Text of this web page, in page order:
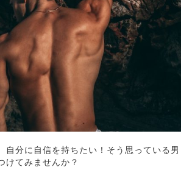
自分に自信を持ちたい！そう思っている男
けてみませんか？